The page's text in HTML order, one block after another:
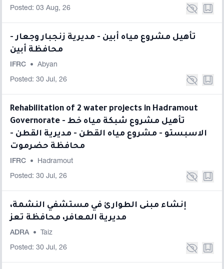
Posted: 03 Aug, 26
تأهيل مشروع مياه أبين - مديرية زنجبار وجعار -
محافظة أبين
IFRC • Abyan
Posted: 30 Jul, 26
Rehabilitation of 2 water projects in Hadramout
Governorate - تأهيل مشروع شبكة مياه خط
الاسبستو - مشروع مياه القطن - مديرية القطن -
محافظة حضرموت
IFRC • Hadramout
Posted: 30 Jul, 26
إنشاء مبنى الطوارئ في مستشفي النشمة،
مديرية المعافر، محافظة تعز
ADRA • Taiz
Posted: 30 Jul, 26